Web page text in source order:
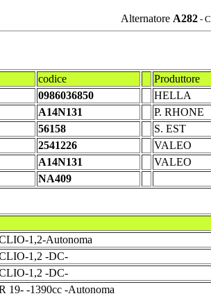
Alternatore A282-
codice
Produttore
0986036850
HELLA
A14N131
P. RHONE
56158
S. EST
2541226
VALEO
A14N131
VALEO
NA409
1,2-Autonoma
1,2 -DC-
1,2 -DC-
19- -1390cc -Autonoma